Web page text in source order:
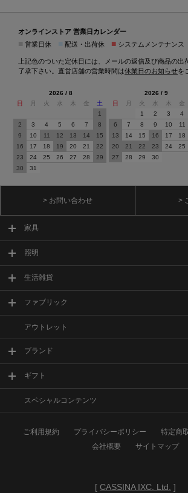
オンラインストア 営業日カレンダー
営業日休 配送・出荷休 ■ システムメンテナンス
上記色のついた定休日には、メールの返信及び商品の出
了承下さい。直営店舗の営業時間は休業日のお知らせを
2026 / 8
日
月 火 水 木 金
土
1
2
3 4 5 6 7
8
9
10 11 12 13 14
15
16
17 18 19 20 21
22
23
24 25 26 27 28
29
30
31
2026 / 9
日
月 火 水 木 金
1
2 3 4
6
7 8 9 10 11
13
14 15 16 17 18
20
21 22 23 24 25
27
28 29 30
> お問い合わせ >
家具
照明
生活雑貨
ファブリック
アウトレット
ブランド
ギフト
スペシャルコンテンツ
ご利用規約 プライバシーポリシー
特定商
会社概要
サイトマップ
[ CASSINA IXC. Ltd. ]